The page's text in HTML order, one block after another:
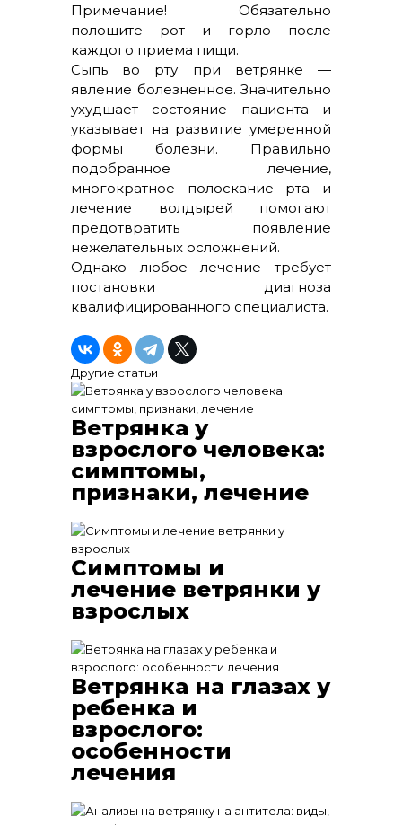
Примечание! Обязательно
полощите рот и горло после
каждого приема пищи.
Сыпь во рту при ветрянке —
явление болезненное. Значительно
ухудшает состояние пациента и
указывает на развитие умеренной
формы болезни. Правильно
подобранное лечение,
многократное полоскание рта и
лечение волдырей помогают
предотвратить появление
нежелательных осложнений.
Однако любое лечение требует
постановки диагноза
квалифицированного специалиста.
Другие статьи
Ветрянка у
взрослого человека:
симптомы,
признаки, лечение
Симптомы и
лечение ветрянки у
взрослых
Ветрянка на глазах у
ребенка и
взрослого:
особенности
лечения